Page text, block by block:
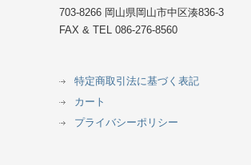
703-8266 岡山県岡山市中区湊836-3
FAX & TEL 086-276-8560
特定商取引法に基づく表記
カート
プライバシーポリシー